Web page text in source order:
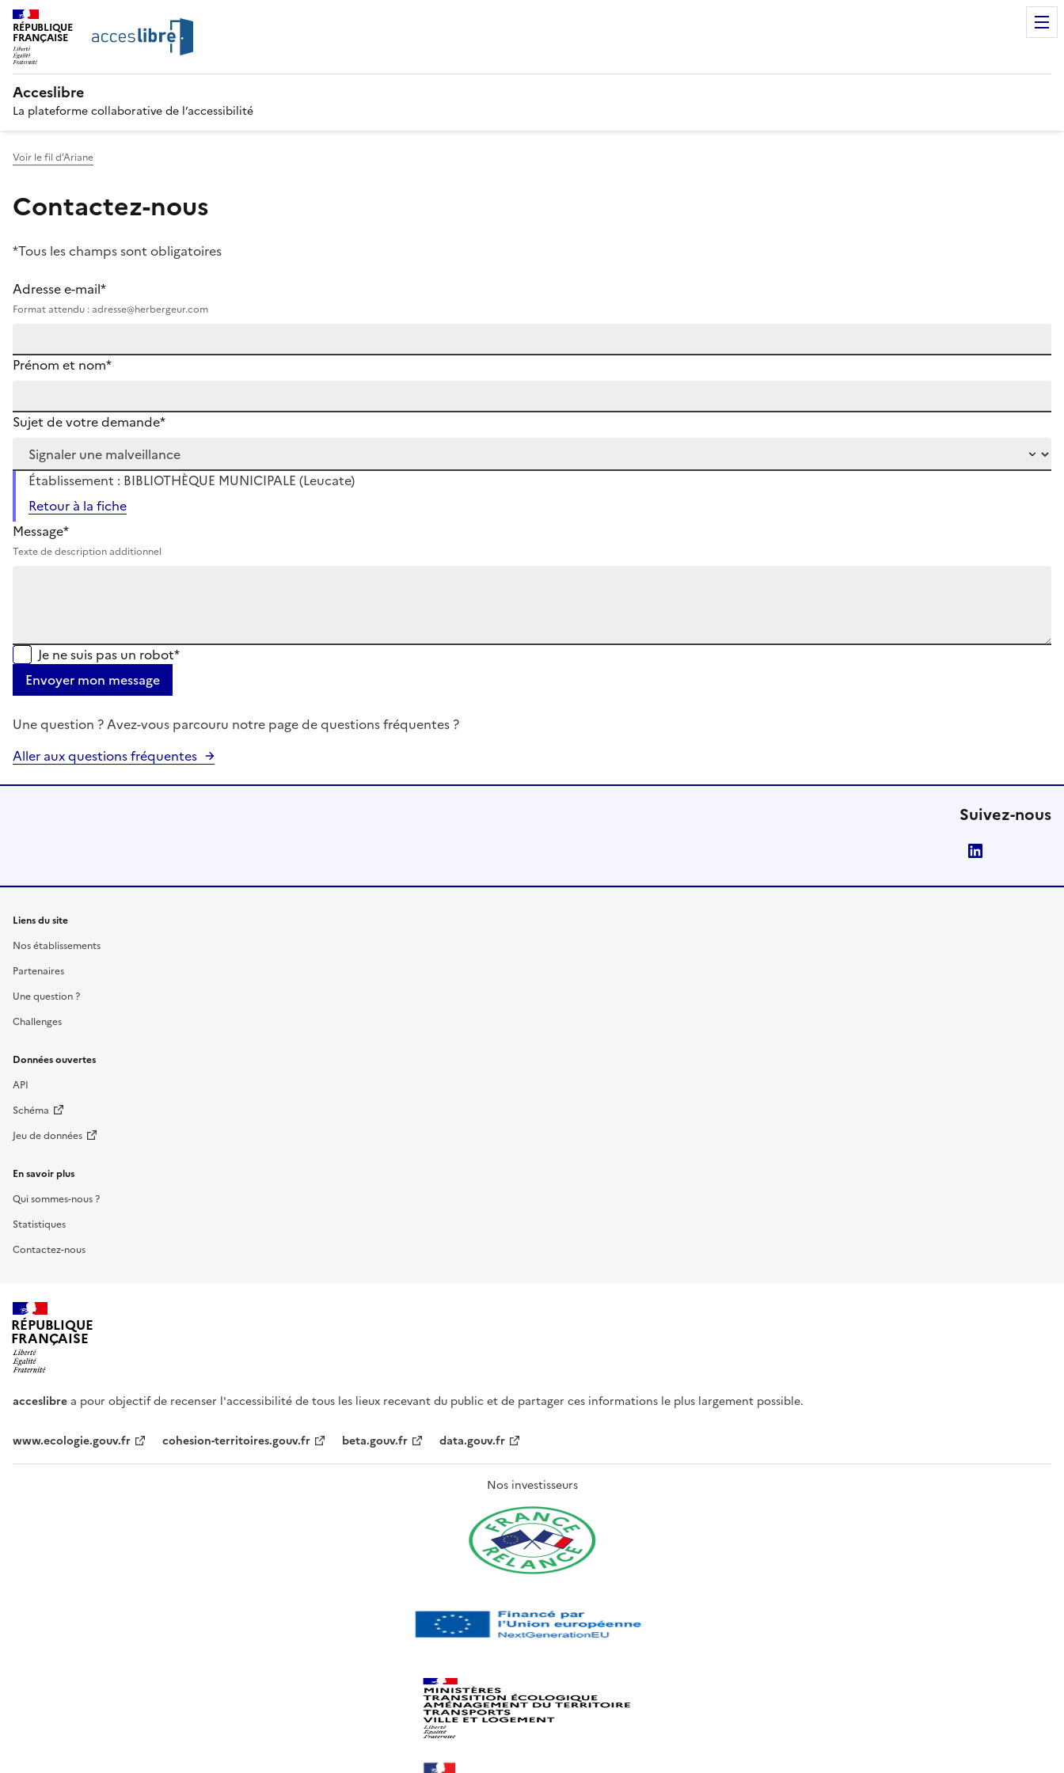
RÉPUBLIQUE
FRANÇAISE
Acceslibre
La plateforme collaborative de l’accessibilité
Voir le fil d'Ariane
Contactez-nous
*Tous les champs sont obligatoires
Adresse e-mail*
Format attendu : adresse@herbergeur.com
Prénom et nom*
Sujet de votre demande*
Établissement : BIBLIOTHÈQUE MUNICIPALE (Leucate)
Retour à la fiche
Message*
Texte de description additionnel
Je ne suis pas un robot*
Envoyer mon message
Une question ? Avez-vous parcouru notre page de questions fréquentes ?
Aller aux questions fréquentes
Suivez-nous
Liens du site
Nos établissements
Partenaires
Une question ?
Challenges
Données ouvertes
API
Schéma
Jeu de données
En savoir plus
Qui sommes-nous ?
Statistiques
Contactez-nous
RÉPUBLIQUE
FRANÇAISE
acceslibre a pour objectif de recenser l'accessibilité de tous les lieux recevant du public et de partager ces informations le plus largement possible.
www.ecologie.gouv.fr cohesion-territoires.gouv.fr beta.gouv.fr data.gouv.fr
Nos investisseurs